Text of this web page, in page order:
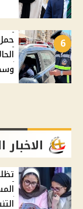
6
الاخبار